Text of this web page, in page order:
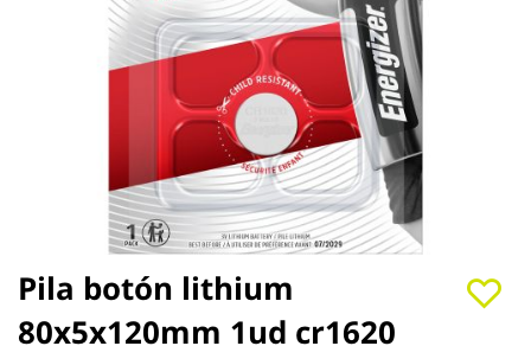
Pila botón lithium
80x5x120mm 1ud cr1620
Saltar
al
comienzo